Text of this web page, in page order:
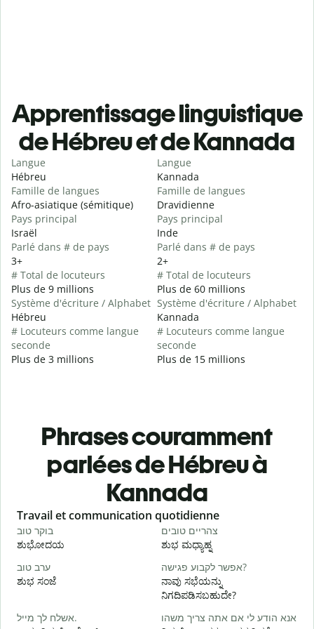
Apprentissage linguistique
de Hébreu et de Kannada
Langue
Hébreu
Famille de langues
Afro-asiatique (sémitique)
Pays principal
Israël
Parlé dans # de pays
3+
# Total de locuteurs
Plus de 9 millions
Système d'écriture / Alphabet
Hébreu
# Locuteurs comme langue
seconde
Plus de 3 millions
Langue
Kannada
Famille de langues
Dravidienne
Pays principal
Inde
Parlé dans # de pays
2+
# Total de locuteurs
Plus de 60 millions
Système d'écriture / Alphabet
Kannada
# Locuteurs comme langue
seconde
Plus de 15 millions
Phrases couramment
parlées de Hébreu à
Kannada
Slide 1 of 6
Travail et communication quotidienne
בוקר טוב
ಶುಭೋದಯ
צהריים טובים
ಶುಭ ಮಧ್ಯಾಹ್ನ
ערב טוב
ಶುಭ ಸಂಜೆ
אפשר לקבוע פגישה?
ನಾವು ಸಭೆಯನ್ನು
ನಿಗದಿಪಡಿಸಬಹುದೇ?
אשלח לך מייל.
אנא הודע לי אם אתה צריך משהו